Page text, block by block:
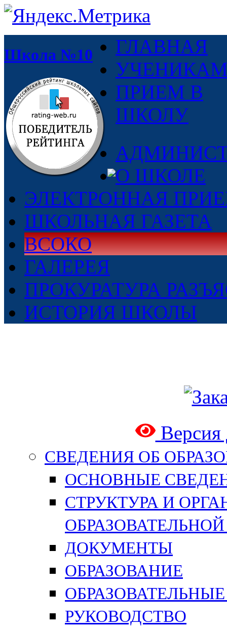
Школа №10
ГЛАВНАЯ
ПРИЕМ В
ШКОЛУ
О ШКОЛЕ
ЭЛЕКТРОННАЯ
ШКОЛЬНАЯ ГАЗЕТА
ВСОКО
ГАЛЕРЕЯ
ПРОКУРАТУРА
ИСТОРИЯ ШКОЛЫ
Версия
СВЕДЕНИЯ ОБ
ОСНОВНЫЕ
СТРУКТУРА И
ДОКУМЕНТЫ
ОБРАЗОВАНИЕ
РУКОВОДСТВО